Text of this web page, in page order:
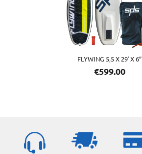
FLYWING 5,5 X 29′ X 6”
€599.00